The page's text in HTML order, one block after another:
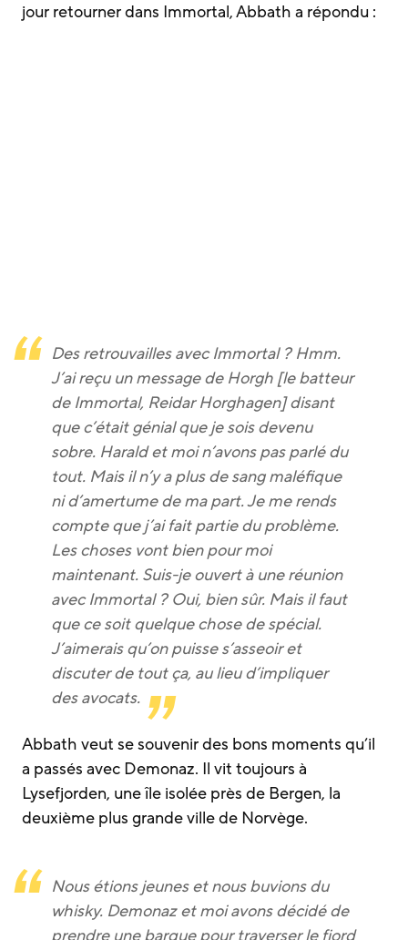
jour retourner dans Immortal, Abbath a répondu :
Des retrouvailles avec Immortal ? Hmm.
J’ai reçu un message de Horgh [le batteur
de Immortal, Reidar Horghagen] disant
que c’était génial que je sois devenu
sobre. Harald et moi n’avons pas parlé du
tout. Mais il n’y a plus de sang maléfique
ni d’amertume de ma part. Je me rends
compte que j’ai fait partie du problème.
Les choses vont bien pour moi
maintenant. Suis-je ouvert à une réunion
avec Immortal ? Oui, bien sûr. Mais il faut
que ce soit quelque chose de spécial.
J’aimerais qu’on puisse s’asseoir et
discuter de tout ça, au lieu d’impliquer
des avocats.
Abbath veut se souvenir des bons moments qu’il
a passés avec Demonaz. Il vit toujours à
Lysefjorden, une île isolée près de Bergen, la
deuxième plus grande ville de Norvège.
Nous étions jeunes et nous buvions du
whisky. Demonaz et moi avons décidé de
prendre une barque pour traverser le fjord